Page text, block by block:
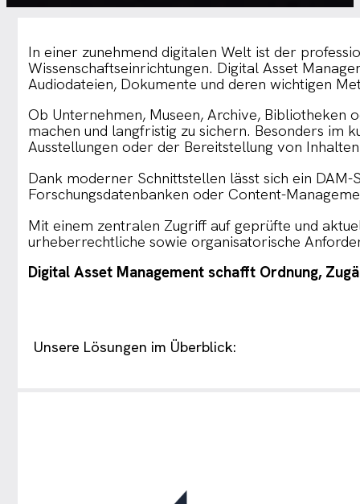
In einer zunehmend digitalen Welt ist der
Wissenschaftseinrichtungen. Digital Asset
Audiodateien, Dokumente und deren wichtigen
Ob Unternehmen, Museen, Archive, Bibliotheken
machen und langfristig zu sichern. Besonders im
Ausstellungen oder der Bereitstellung von
Dank moderner Schnittstellen lässt sich ein
Forschungsdatenbanken oder Content-
Mit einem zentralen Zugriff auf geprüfte und
urheberrechtliche sowie organisatorische
Digital Asset Management schafft Ordnung,
Unsere Lösungen im Überblick: